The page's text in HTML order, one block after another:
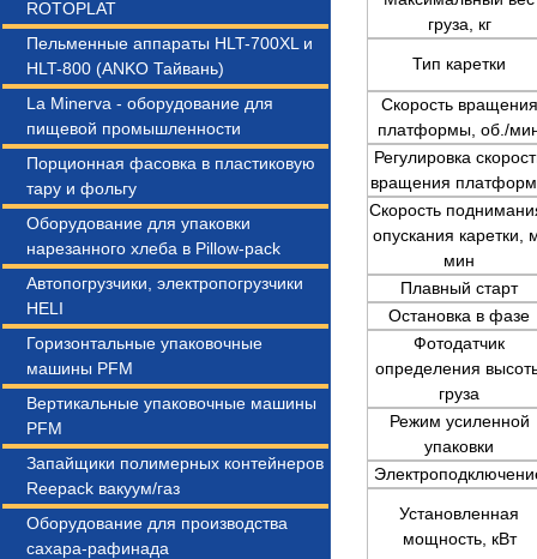
ROTOPLAT
Пельменные аппараты HLT-700XL и
HLT-800 (ANKO Тайвань)
La Minerva - оборудование для
пищевой промышленности
Порционная фасовка в пластиковую
тару и фольгу
Оборудование для упаковки
нарезанного хлеба в Pillow-pack
Автопогрузчики, электропогрузчики
HELI
Горизонтальные упаковочные
машины PFM
Вертикальные упаковочные машины
PFM
Запайщики полимерных контейнеров
Reepack вакуум/газ
Оборудование для производства
сахара-рафинада
груза, кг
Тип каретки
Скорость вращения
платформы, об./
Регулировка
вращения
Скорость
опускания каретки,
мин
Плавный старт
Остановка в фазе
Фотодатчик
определения
груза
Режим усиленной
упаковки
Установленная
мощность, кВт